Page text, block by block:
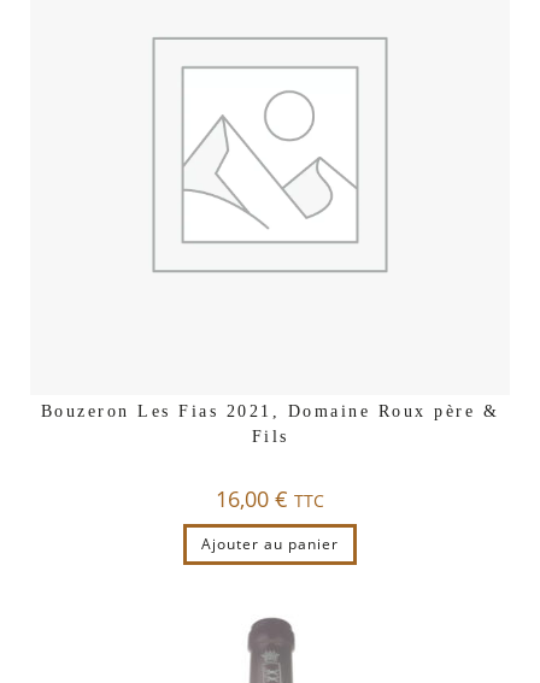
Bouzeron Les Fias 2021, Domaine Roux père &
Fils
16,00 € TTC
Ajouter au panier